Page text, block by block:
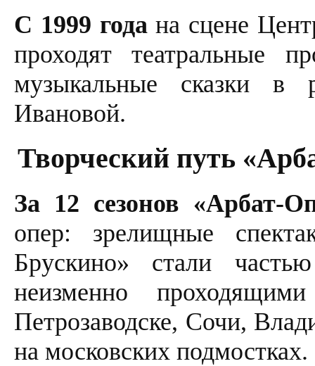
С 1999 годана сцене
проходят театральные
музыкальные сказки в
Ивановой.
Творческий путь
За 12 сезонов «Арбат-
опер: зрелищные
Брускино» стали
неизменно
Петрозаводске, Сочи,
на московских подмостках.